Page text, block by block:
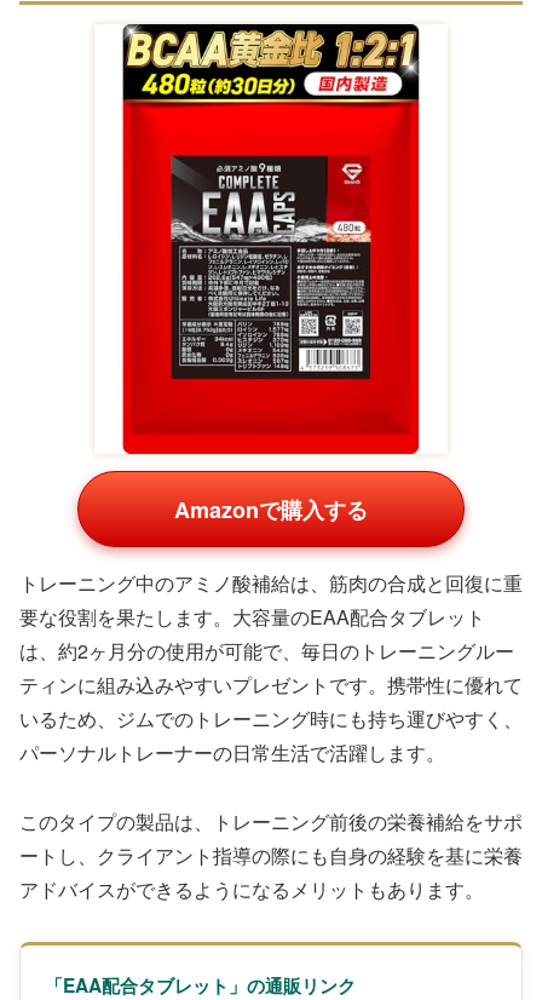
Amazonで購入する
トレーニング中のアミノ酸補給は、筋肉の合成と回復に重
要な役割を果たします。大容量のEAA配合タブレット
は、約2ヶ月分の使用が可能で、毎日のトレーニングルー
ティンに組み込みやすいプレゼントです。携帯性に優れて
いるため、ジムでのトレーニング時にも持ち運びやすく、
パーソナルトレーナーの日常生活で活躍します。
このタイプの製品は、トレーニング前後の栄養補給をサポ
ートし、クライアント指導の際にも自身の経験を基に栄養
アドバイスができるようになるメリットもあります。
「EAA配合タブレット」の通販リンク